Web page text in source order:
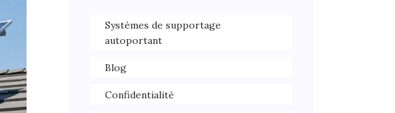
Systèmes de supportage
autoportant
Blog
Confidentialité